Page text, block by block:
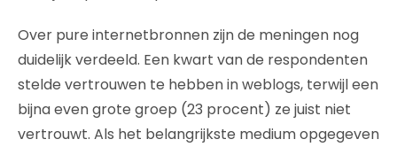
Over pure internetbronnen zijn de meningen nog
duidelijk verdeeld. Een kwart van de respondenten
stelde vertrouwen te hebben in weblogs, terwijl een
bijna even grote groep (23 procent) ze juist niet
vertrouwt. Als het belangrijkste medium opgegeven